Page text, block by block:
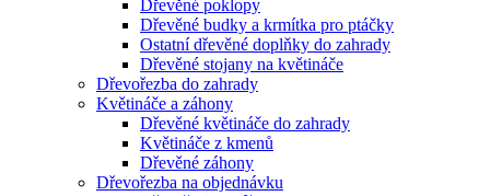
Dřevěné poklopy
Dřevěné budky a krmítka pro ptáčky
Ostatní dřevěné doplňky do zahrady
Dřevěné stojany na květináče
Dřevořezba do zahrady
Květináče a záhony
Dřevěné květináče do zahrady
Květináče z kmenů
Dřevěné záhony
Dřevořezba na objednávku